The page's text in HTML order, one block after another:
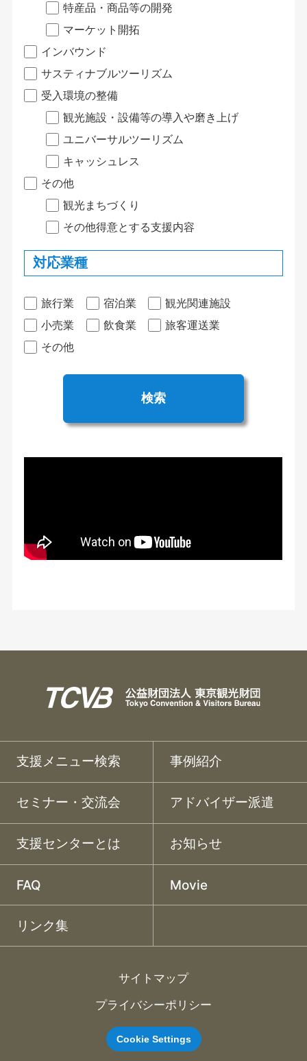
特産品・商品等の開発
マーケット開拓
インバウンド
サスティナブルツーリズム
受入環境の整備
観光施設・設備等の導入や磨き上げ
ユニバーサルツーリズム
キャッシュレス
その他
観光まちづくり
その他得意とする支援内容
対応業種
旅行業 宿泊業
観光関連施設
小売業
飲食業
旅客運送業
その他
検索
支援メニュー検索 事例紹介
セミナー・交流会 アドバイザー派遣
支援センターとは お知らせ
FAQ Movie
リンク集
サイトマップ
プライバシーポリシー
Cookie Settings